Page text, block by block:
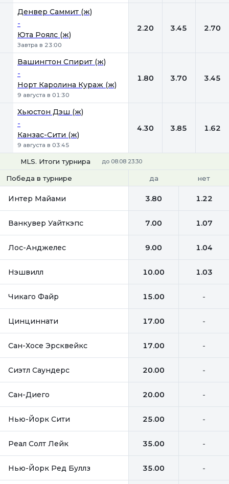
Денвер Саммит (ж)
-
Юта Роялс (ж)
Завтра в 23:00
2.20 3.45 2.70
Вашингтон Спирит (ж)
-
Норт Каролина Кураж (ж)
9 августа в 01:30
1.80 3.70 3.45
Хьюстон Дэш (ж)
-
Канзас-Сити (ж)
9 августа в 03:45
4.30 3.85 1.62
MLS. Итоги турнира до 08.08 23:30
Победа в турнире да нет
Интер Майами 3.80 1.22
Ванкувер Уайткэпс 7.00 1.07
Лос-Анджелес 9.00 1.04
Нэшвилл 10.00 1.03
Чикаго Файр 15.00 -
Цинциннати 17.00 -
Сан-Хосе Эрсквейкс 17.00 -
Сиэтл Саундерс 20.00 -
Сан-Диего 20.00 -
Нью-Йорк Сити 25.00 -
Реал Солт Лейк 35.00 -
Нью-Йорк Ред Буллз 35.00 -